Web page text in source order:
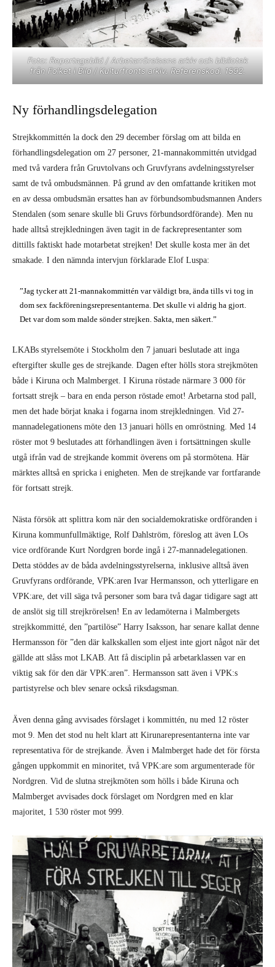
Foto: Reportagebild / Arbetarrörelsens arkiv och bibliotek
från Folket i Bild / Kulturfronts arkiv. Referenskod: 1592.
Ny förhandlingsdelegation
Strejkkommittén la dock den 29 december förslag om att bilda en
förhandlingsdelegation om 27 personer, 21-mannakommittén utvidgad
med två vardera från Gruvtolvans och Gruvfyrans avdelningsstyrelser
samt de två ombudsmännen. På grund av den omfattande kritiken mot
en av dessa ombudsmän ersattes han av förbundsombudsmannen Anders
Stendalen (som senare skulle bli Gruvs förbundsordförande). Men nu
hade alltså strejkledningen även tagit in de fackrepresentanter som
dittills faktiskt hade motarbetat strejken! Det skulle kosta mer än det
smakade. I den nämnda intervjun förklarade Elof Luspa:
”Jag tycker att 21-mannakommittén var väldigt bra, ända tills vi tog in
dom sex fackföreningsrepresentanterna. Det skulle vi aldrig ha gjort.
Det var dom som malde sönder strejken. Sakta, men säkert.”
LKABs styrelsemöte i Stockholm den 7 januari beslutade att inga
eftergifter skulle ges de strejkande. Dagen efter hölls stora strejkmöten
både i Kiruna och Malmberget. I Kiruna röstade närmare 3 000 för
fortsatt strejk – bara en enda person röstade emot! Arbetarna stod pall,
men det hade börjat knaka i fogarna inom strejkledningen. Vid 27-
mannadelegationens möte den 13 januari hölls en omröstning. Med 14
röster mot 9 beslutades att förhandlingen även i fortsättningen skulle
utgå ifrån vad de strejkande kommit överens om på stormötena. Här
märktes alltså en spricka i enigheten. Men de strejkande var fortfarande
för fortsatt strejk.
Nästa försök att splittra kom när den socialdemokratiske ordföranden i
Kiruna kommunfullmäktige, Rolf Dahlström, föreslog att även LOs
vice ordförande Kurt Nordgren borde ingå i 27-mannadelegationen.
Detta stöddes av de båda avdelningsstyrelserna, inklusive alltså även
Gruvfyrans ordförande, VPK:aren Ivar Hermansson, och ytterligare en
VPK:are, det vill säga två personer som bara två dagar tidigare sagt att
de anslöt sig till strejkrörelsen! En av ledamöterna i Malmbergets
strejkkommitté, den ”partilöse” Harry Isaksson, har senare kallat denne
Hermansson för ”den där kalkskallen som eljest inte gjort något när det
gällde att slåss mot LKAB. Att få disciplin på arbetarklassen var en
viktig sak för den där VPK:aren”. Hermansson satt även i VPK:s
partistyrelse och blev senare också riksdagsman.
Även denna gång avvisades förslaget i kommittén, nu med 12 röster
mot 9. Men det stod nu helt klart att Kirunarepresentanterna inte var
representativa för de strejkande. Även i Malmberget hade det för första
gången uppkommit en minoritet, två VPK:are som argumenterade för
Nordgren. Vid de slutna strejkmöten som hölls i både Kiruna och
Malmberget avvisades dock förslaget om Nordgren med en klar
majoritet, 1 530 röster mot 999.